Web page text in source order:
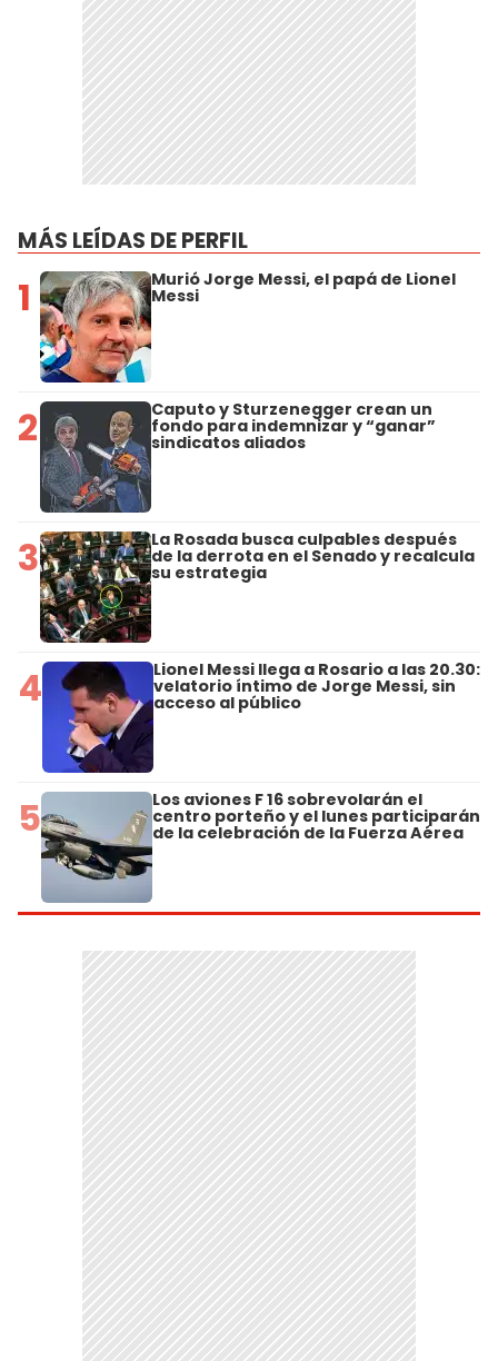
MÁS LEÍDAS DE PERFIL
1 Murió Jorge Messi, el papá de Lionel
Messi
2 Caputo y Sturzenegger crean un
fondo para indemnizar y “ganar”
sindicatos aliados
3 La Rosada busca culpables después
de la derrota en el Senado y recalcula
su estrategia
4 Lionel Messi llega a Rosario a las 20.30:
velatorio íntimo de Jorge Messi, sin
acceso al público
5 Los aviones F 16 sobrevolarán el
centro porteño y el lunes participarán
de la celebración de la Fuerza Aérea